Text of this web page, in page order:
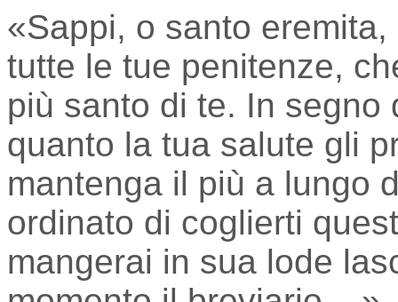
«Sappi, o santo
tutte le tue penitenze,
più santo di te. In
quanto la tua salute gli
mantenga il più a lungo
ordinato di coglierti
mangerai in sua lode